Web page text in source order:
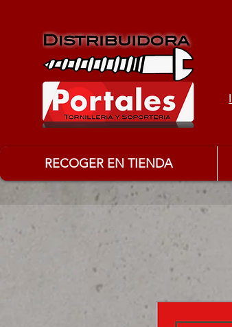
RECOGER EN TIENDA